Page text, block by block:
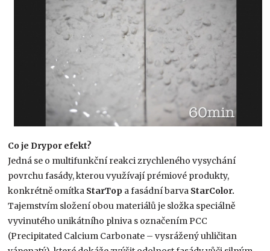
Co je Drypor efekt?
Jedná se o multifunkční reakci zrychleného vysychání
povrchu fasády, kterou využívají prémiové produkty,
konkrétně omítka StarTop a fasádní barva StarColor.
Tajemstvím složení obou materiálů je složka speciálně
vyvinutého unikátního plniva s označením PCC
(Precipitated Calcium Carbonate – vysrážený uhličitan